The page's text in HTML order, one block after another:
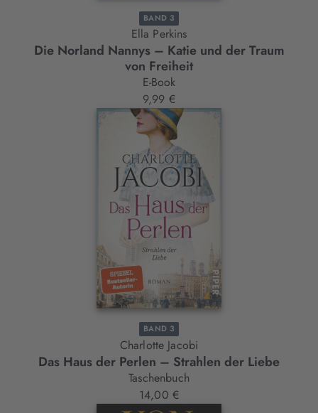
BAND 3
Ella Perkins
Die Norland Nannys – Katie und der Traum
von Freiheit
E-Book
9,99 €
BAND 3
Charlotte Jacobi
Das Haus der Perlen – Strahlen der Liebe
Taschenbuch
14,00 €